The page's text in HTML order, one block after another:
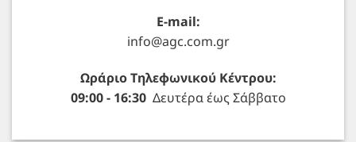
E-mail:
info@agc.com.gr
Ωράριο Τηλεφωνικού Κέντρου:
09:00 - 16:30Δευτέρα έως Σάββατο